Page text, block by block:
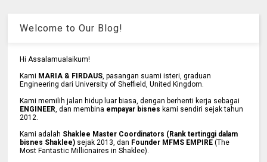
Welcome to Our Blog!
Hi Assalamualaikum!
Kami MARIA & FIRDAUS , pasangan suami isteri, graduan
Engineering dari University of Sheffield, United Kingdom.
Kami memilih jalan hidup luar biasa, dengan berhenti kerja sebagai
ENGINEER , dan membina empayar bisnes kami sendiri sejak tahun
2012.
Kami adalah Shaklee Master Coordinators (Rank tertinggi dalam
bisnes Shaklee) sejak 2013, dan Founder MFMS EMPIRE (The
Most Fantastic Millionaires in Shaklee).